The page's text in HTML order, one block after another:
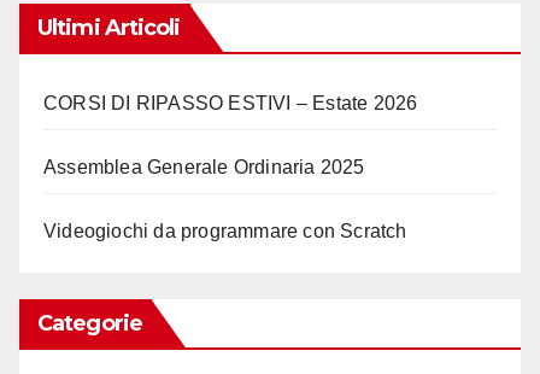
Ultimi Articoli
CORSI DI RIPASSO ESTIVI – Estate 2026
Assemblea Generale Ordinaria 2025
Videogiochi da programmare con Scratch
Categorie